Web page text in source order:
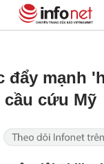
đẩy mạnh
cứu Mỹ